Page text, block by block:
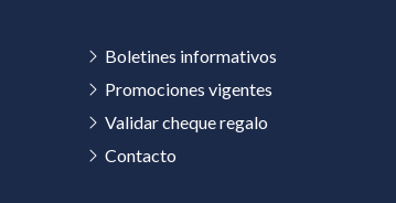
Boletines informativos
Promociones vigentes
Validar cheque regalo
Contacto